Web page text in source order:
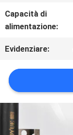
PRIVACY
Capacità di
alimentazione:
Evidenziare: